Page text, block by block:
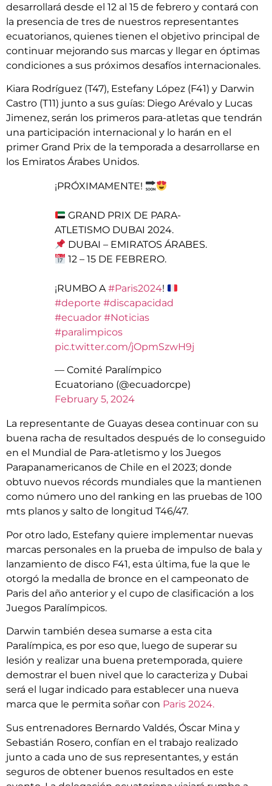
desarrollará desde el 12 al 15 de febrero y contará con
la presencia de tres de nuestros representantes
ecuatorianos, quienes tienen el objetivo principal de
continuar mejorando sus marcas y llegar en óptimas
condiciones a sus próximos desafíos internacionales.
Kiara Rodríguez (T47), Estefany López (F41) y Darwin
Castro (T11) junto a sus guías: Diego Arévalo y Lucas
Jimenez, serán los primeros para-atletas que tendrán
una participación internacional y lo harán en el
primer Grand Prix de la temporada a desarrollarse en
los Emiratos Árabes Unidos.
¡PRÓXIMAMENTE!
GRAND PRIX DE PARA-
ATLETISMO DUBAI 2024.
DUBAI – EMIRATOS ÁRABES.
12 – 15 DE FEBRERO.
¡RUMBO A#Paris2024!
#deporte #discapacidad
#ecuador #Noticias
#paralimpicos
pic.twitter.com/jOpmSzwH9j
— Comité Paralímpico
Ecuatoriano (@ecuadorcpe)
February 5, 2024
La representante de Guayas desea continuar con su
buena racha de resultados después de lo conseguido
en el Mundial de Para-atletismo y los Juegos
Parapanamericanos de Chile en el 2023; donde
obtuvo nuevos récords mundiales que la mantienen
como número uno del ranking en las pruebas de 100
mts planos y salto de longitud T46/47.
Por otro lado, Estefany quiere implementar nuevas
marcas personales en la prueba de impulso de bala y
lanzamiento de disco F41, esta última, fue la que le
otorgó la medalla de bronce en el campeonato de
Paris del año anterior y el cupo de clasificación a los
Juegos Paralímpicos.
Darwin también desea sumarse a esta cita
Paralímpica, es por eso que, luego de superar su
lesión y realizar una buena pretemporada, quiere
demostrar el buen nivel que lo caracteriza y Dubai
será el lugar indicado para establecer una nueva
marca que le permita soñar con Paris 2024.
Sus entrenadores Bernardo Valdés, Óscar Mina y
Sebastián Rosero, confían en el trabajo realizado
junto a cada uno de sus representantes, y están
seguros de obtener buenos resultados en este